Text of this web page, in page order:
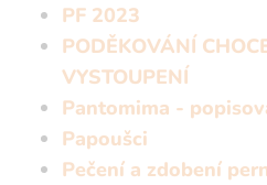
PF 2023
PODĚKOVÁNÍ
VYSTOUPENÍ
Pantomima -
Papoušci
Pečení a zdobení